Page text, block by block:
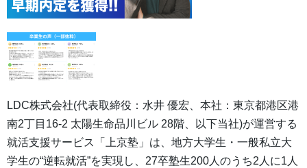
LDC株式会社(代表取締役：水井 優宏、本社：東京都港区港
南2丁目16-2 太陽生命品川ビル 28階、以下当社)が運営する
就活支援サービス「上京塾」は、地方大学生・一般私立大
学生の“逆転就活”を実現し、27卒塾生200人のうち2人に1人